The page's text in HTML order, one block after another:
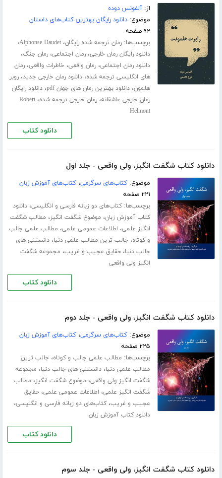
از:آلفونس دوده
موضوع:دانلود رایگان بهترین کتاب‌های داستان
۹۲ صفحه
برچسب‌ها:رمان ترجمه شده رایگان،Alphonse Daudet،
دانلود رایگان رمان خارجی،رمان اجتماعی،رمان جنگ،
دانلود رمان اجتماعی،رمان واقعی، خاطرات واقعی،رمان
های انگلیسی ترجمه شده،دانلود رمان خارجی جدید،روبر
هلمون،دانلود بهترین رمان های جهان pdf ،دانلود رایگان
رمان خارجی عاشقانه،رمان خارجی ترجمه شده،Robert
Helmont
دانلود کتاب
دانلود کتاب شگفت انگیز، ولی واقعی - جلد اول
موضوع:کتاب‌های سرگرمی،کتاب‌های آموزش زبان
۲۲۱ صفحه
برچسب‌ها:کتاب‌های دو زبانه فارسی و انگلیسی،دانلود
کتاب آموزش زبان، موضوع شگفت انگیز، مطالب شگفت
انگیز علمی، اطلاعات عمومی علمی، مطالب علمی جالب
و کوتاه، جالب ترین مطالب علمی دنیا،دانستنی های
جالب دنیا،حقایق عجیب و غریب، مجموعه شگفت
انگیز ولی واقعی
دانلود کتاب
دانلود کتاب شگفت انگیز، ولی واقعی - جلد دوم
موضوع:کتاب‌های سرگرمی،کتاب‌های آموزش زبان
۲۲۵ صفحه
برچسب‌ها: مطالب علمی جالب و کوتاه، جالب ترین
مطالب علمی دنیا،دانستنی های جالب دنیا، مجموعه
شگفت انگیز ولی واقعی، موضوع شگفت انگیز، مطالب
شگفت انگیز علمی، اطلاعات عمومی علمی،حقایق
عجیب و غریب،کتاب‌های دو زبانه فارسی و انگلیسی،
دانلود کتاب آموزش زبان
دانلود کتاب
دانلود کتاب شگفت انگیز، ولی واقعی - جلد سوم